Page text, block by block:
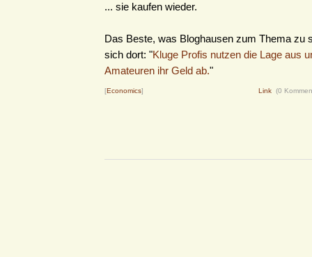
... sie kaufen wieder.
Das Beste, was Bloghausen zum Thema zu
sich dort: "Kluge Profis nutzen die Lage aus
Amateuren ihr Geld ab."
[Economics] Link (0